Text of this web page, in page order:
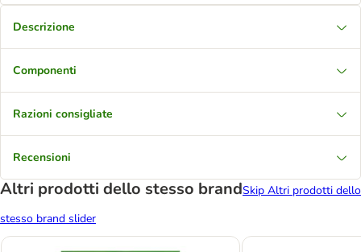
Descrizione
Componenti
Razioni consigliate
Recensioni
Altri prodotti dello stesso brandSkip Altri prodotti dello
stesso brand slider